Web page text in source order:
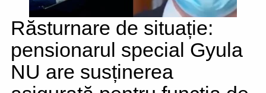
Răsturnare de situație:
pensionarul special Gyula
NU are susținerea